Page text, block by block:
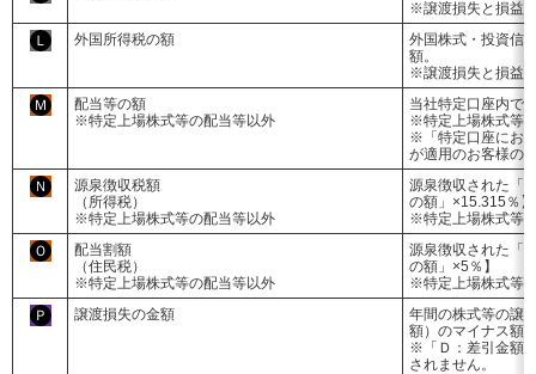
※譲渡損失と損益
Ｌ
外国所得税の額
外国株式・投資信
額。
※譲渡損失と損益
Ｍ
配当等の額
※特定上場株式等の配当等以外
当社特定口座内で
※特定上場株式等
※「特定口座にお
が適用のお客様の
Ｎ
源泉徴収税額
（所得税）
※特定上場株式等の配当等以外
源泉徴収された「
の額」×15.315％】
※特定上場株式等
Ｏ
配当割額
（住民税）
※特定上場株式等の配当等以外
源泉徴収された「
の額」×5％】
※特定上場株式等
Ｐ
譲渡損失の金額
年間の株式等の譲
額）のマイナス額
※「Ｄ：差引金額
されません。